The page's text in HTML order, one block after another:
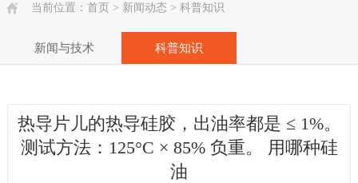
当前位置： 首页 > 新闻动态 > 科普知识
新闻与技术 科普知识
热导片儿的热导硅胶，出油率都是 ≤ 1%。
测试方法：125°C × 85% 负重。 用哪种硅
油